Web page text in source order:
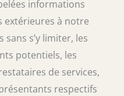
informations
extérieures à notre
s’y limiter, les
potentiels, les
de services,
respectifs